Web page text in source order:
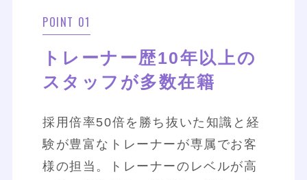
POINT 01
トレーナー歴10年以上の
スタッフが多数在籍
採用倍率50倍を勝ち抜いた知識と経
験が豊富なトレーナーが専属でお客
様の担当。トレーナーのレベルが高